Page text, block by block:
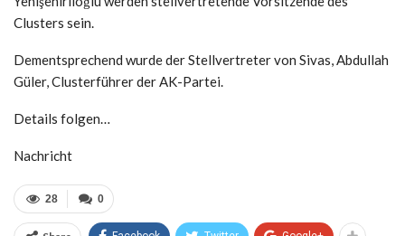
Clusters sein.
Dementsprechend wurde der Stellvertreter von Sivas, Abdullah
Güler, Clusterführer der AK-Partei.
Details folgen…
Nachricht
0
28